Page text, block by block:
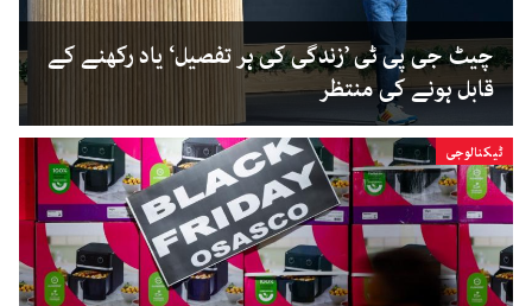
چیٹ جی پی ٹی ’زندگی کی ہر تفصیل‘ یاد رکھنے کے
قابل ہونے کی منتظر
ٹیکنالوجی